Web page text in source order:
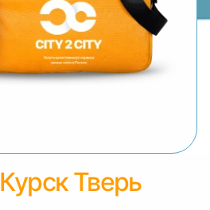
Курск Тверь